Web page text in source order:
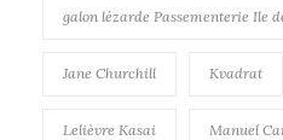
galon lézarde Passementerie Ile
Jane Churchill Kvadrat
Lelièvre Kasai Manuel